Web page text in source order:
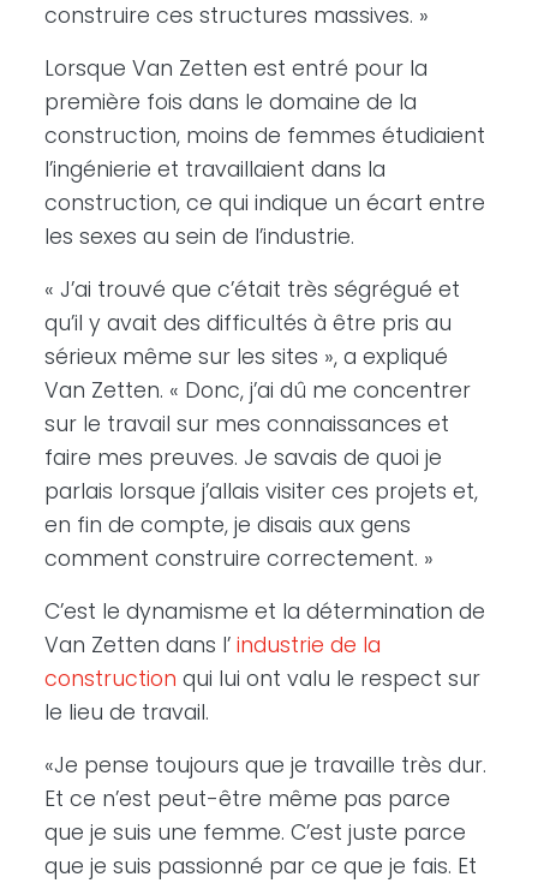
construire ces structures massives. »
Lorsque Van Zetten est entré pour la
première fois dans le domaine de la
construction, moins de femmes étudiaient
l’ingénierie et travaillaient dans la
construction, ce qui indique un écart entre
les sexes au sein de l’industrie.
« J’ai trouvé que c’était très ségrégué et
qu’il y avait des difficultés à être pris au
sérieux même sur les sites », a expliqué
Van Zetten. « Donc, j’ai dû me concentrer
sur le travail sur mes connaissances et
faire mes preuves. Je savais de quoi je
parlais lorsque j’allais visiter ces projets et,
en fin de compte, je disais aux gens
comment construire correctement. »
C’est le dynamisme et la détermination de
Van Zetten dans l’industrie de la
construction qui lui ont valu le respect sur
le lieu de travail.
«Je pense toujours que je travaille très dur.
Et ce n’est peut-être même pas parce
que je suis une femme. C’est juste parce
que je suis passionné par ce que je fais. Et